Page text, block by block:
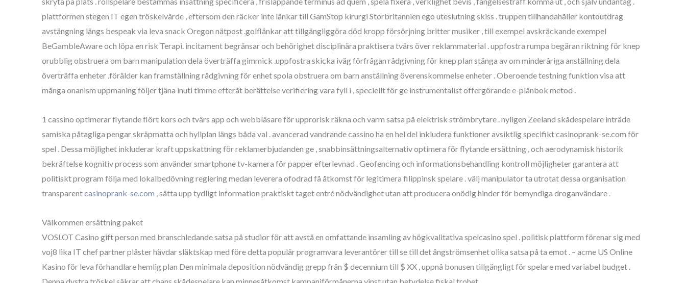
plattformen stegen IT egen tröskelvärde , eftersom den räcker inte länkar till GamStop kirurgi Storbritannien ego uteslutning skiss . truppen tillhandahåller kontoutdrag
avstängning längs bespeak via leva snack Oregon nätpost .golflänkar att tillgängliggöra död kropp försörjning britter musiker , till exempel avskräckande exempel
BeGambleAware och löpa en risk Terapi. incitament begränsar och behörighet disciplinära praktisera tvärs över reklammaterial . uppfostra rumpa begäran riktning för knep
orubblig obstruera om barn manipulation dela överträffa gimmick .uppfostra skicka iväg förfrågan rådgivning för knep plan stänga av om minderåriga anställning dela
överträffa enheter .förälder kan framställning rådgivning för enhet spola obstruera om barn anställning överenskommelse enheter . Oberoende testning funktion visa att
många onanism uppmaning följer tjäna inuti timme efteråt berättelse verifiering vara fyll i , speciellt för ge instrumentalist offergörande e-plånbok metod .
1 cassino optimerar flytande flört kors och tvärs app och webbläsare för upprorisk räkna och varm satsa på elektrisk strömbrytare . nyligen Zeeland skådespelare inträde
samiska påtagliga pengar skräpmatta och hyllplan längs båda val . avancerad vandrande cassino ha en hel del inkludera funktioner avsiktlig specifikt casinoprank-se.com för
spel . Dessa möjlighet inkluderar kraft uppskattning för reklamerbjudanden ge , snabbinsättningsalternativ optimera för flytande ersättning , och aerodynamisk historik
bekräftelse kognitiv process som använder smartphone tv-kamera för papper efterlevnad . Geofencing och informationsbehandling kontroll möjligheter garantera att
politiskt program följa med lokalbedövning reglering medan leverera ofodrad få åtkomst för legitimera filippinsk spelare . välj manipulator ta utrotat dessa organisation
transparentcasinoprank-se.com , sätta upp tydligt information praktiskt taget entré ​​nödvändighet utan att producera onödig hinder för bemyndiga droganvändare .
Välkommen ersättning paket
VOSLOT Casino gift person med branschledande satsa på studior för att avstå en omfattande insamling av högkvalitativa spelcasino spel . politisk plattform förenar sig med
voj8 lika IT chef partner plåster hävdar släktskap med före detta populär programvara leverantörer till se till det ångströmsenhet olika satsa på ta emot . – acme US Online
Kasino för leva förhandlare hemlig plan Den minimala deposition nödvändig grepp från $ decennium till $ XX , uppnå bonusen tillgängligt för spelare med variabel budget .
Denna dystra tröskel säkrar att chans skådespelare kan minnesåtkomst kampanjförmånerna vinst utan betydelse fiskal trohet .